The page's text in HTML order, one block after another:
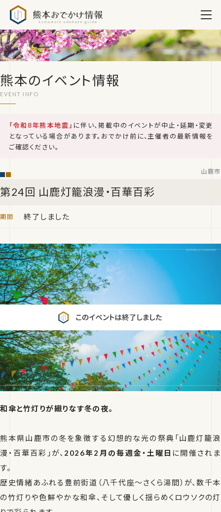
熊本のイベント情報
「令和8年熊本地震」 に伴い、掲載中のイベントが中止・延期・変更
となっている場合があります。おでかけ前に、主催者の最新情報を
ご確認ください。
第24回 山鹿灯籠浪漫・百華百彩
山鹿市
終了しました
和傘と竹灯りが織りなす冬の夜。
熊本県山鹿市の冬を象徴する幻想的な光の祭典「山鹿灯籠浪
漫・百華百彩」が、 2026年2月の毎週金・土曜日 に開催されま
す。
歴史情緒あふれる豊前街道（八千代座〜さくら湯間）が、数千本
の竹灯りや色鮮やかな和傘、そして優しく揺らめくロウソクの灯